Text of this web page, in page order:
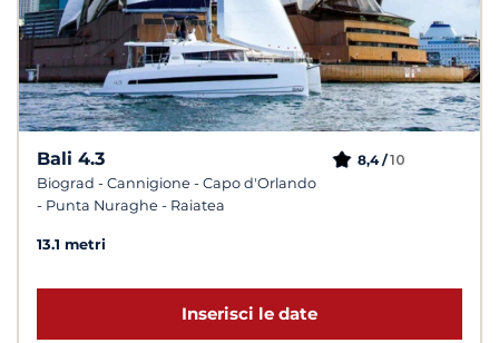
Bali 4.3
Biograd - Cannigione - Capo d'Orlando
- Punta Nuraghe - Raiatea
8,4 /10
13.1 metri
Inserisci le date